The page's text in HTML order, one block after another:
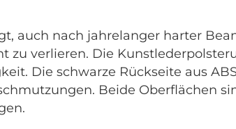
auch nach jahrelanger harter
zu verlieren. Die
Die schwarze Rückseite aus
Beide Oberflächen